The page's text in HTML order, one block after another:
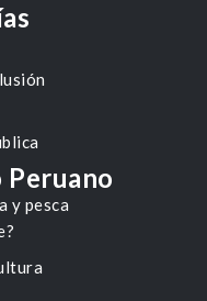
y pesca
Peruano